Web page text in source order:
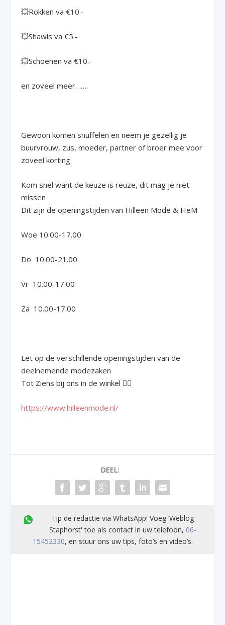
💥Rokken va €10.-
💥Shawls va €5.-
💥Schoenen va €10.-
en zoveel meer…….
Gewoon komen snuffelen en neem je gezellig je
buurvrouw, zus, moeder, partner of broer mee voor
zoveel korting
Kom snel want de keuze is reuze, dit mag je niet
missen
Dit zijn de openingstijden van Hilleen Mode & HeM
Woe 10.00-17.00
Do 10.00-21.00
Vr 10.00-17.00
Za 10.00-17.00
Let op de verschillende openingstijden van de
deelnemende modezaken
Tot Ziens bij ons in de winkel 🙋‍♀️
https://www.hilleenmode.nl/
DEEL:
Tip de redactie via WhatsApp! Voeg ’Weblog
Staphorst' toe als contact in uw telefoon, 06-
15452330, en stuur ons uw tips, foto’s en video’s.